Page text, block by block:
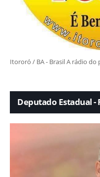
Itororó / BA - Brasil A rádio do
Deputado Estadual -